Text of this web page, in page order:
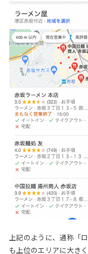
上記のように、通称「
も上位のエリアに大き